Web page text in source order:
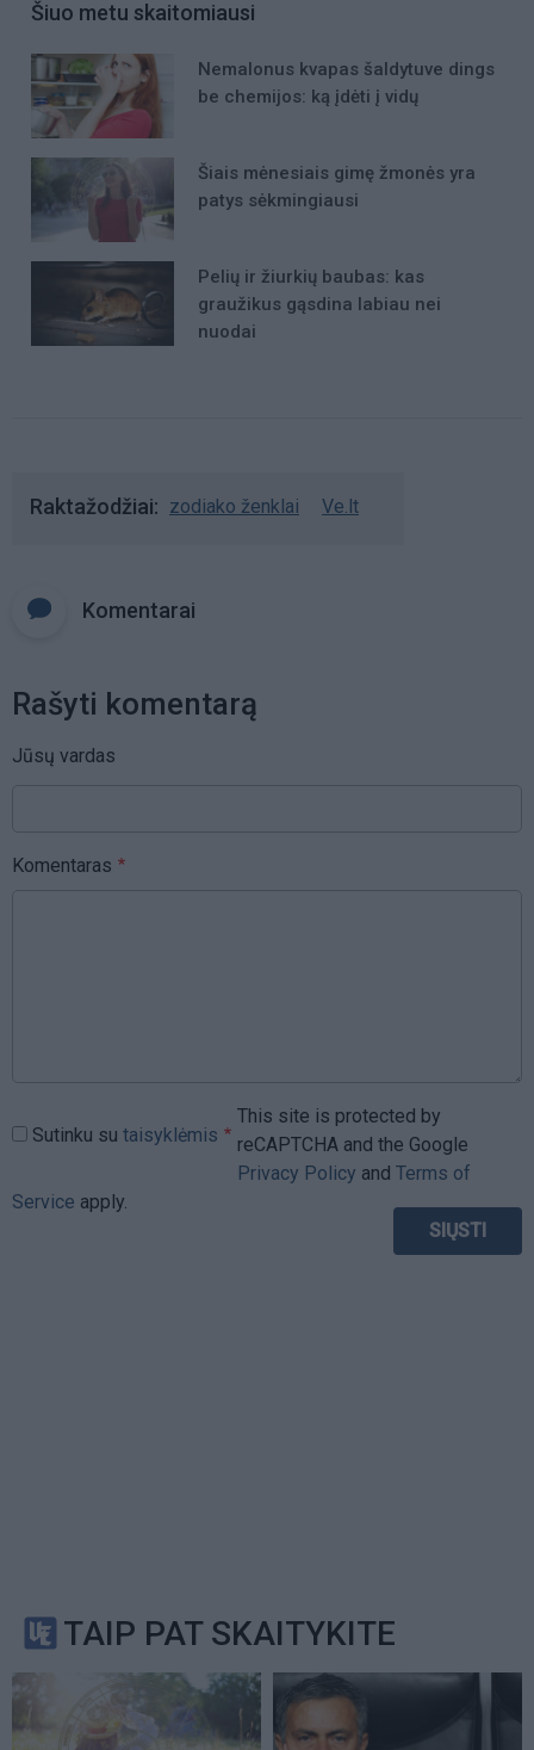
Šiuo metu skaitomiausi
Nemalonus kvapas šaldytuve dings
be chemijos: ką įdėti į vidų
Šiais mėnesiais gimę žmonės yra
patys sėkmingiausi
Pelių ir žiurkių baubas: kas
graužikus gąsdina labiau nei
nuodai
Raktažodžiai zodiako ženklai Ve.lt
Komentarai
Rašyti komentarą
Jūsų vardas
Komentaras
Sutinku su taisyklėmis
This site is protected by
reCAPTCHA and the Google
Privacy Policy and Terms of
Service apply.
TAIP PAT SKAITYKITE